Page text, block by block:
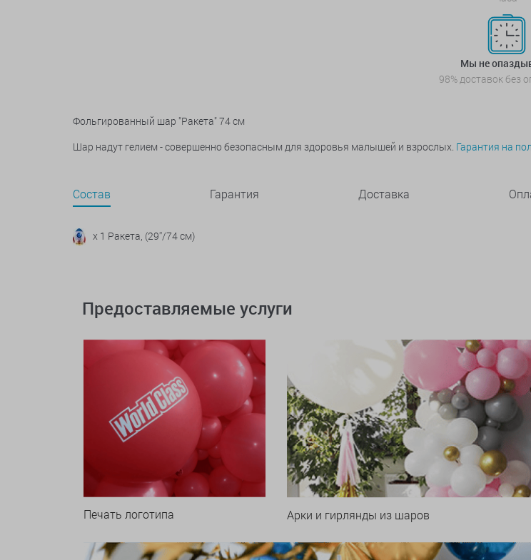
Мы не
98% доставок без
Фольгированный шар "Ракета" 74 см
Шар надут гелием - совершенно безопасным для здоровья малышей и взрослых. Гарантия на
Состав Гарантия Доставка
x 1 Ракета, (29''/74 см)
Предоставляемые услуги
Печать логотипа Арки и гирлянды из шаров